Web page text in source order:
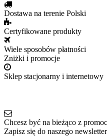
Dostawa na terenie Polski
Certyfikowane produkty
Wiele sposobów płatności
Zniżki i promocje
Sklep stacjonarny i internetowy
Chcesz być na bieżąco z
Zapisz się do naszego